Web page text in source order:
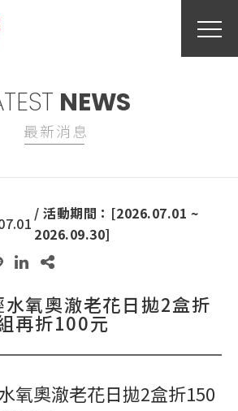
NEWS
最新消息
/ 活動期間：[2026.07.01 ~
2026.09.30]
水氧奧澈老花日拋2盒折
再折100元
氧奧澈老花日拋2盒折150